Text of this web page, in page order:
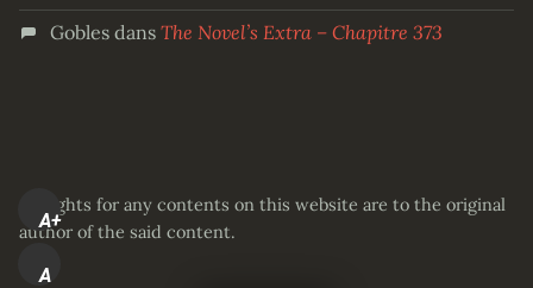
Goblesdans The Novel’s Extra – Chapitre 373
All rights for any contents on this website are to the original
author of the said content.
A+
A